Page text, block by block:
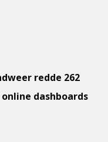
redde 262
dashboards